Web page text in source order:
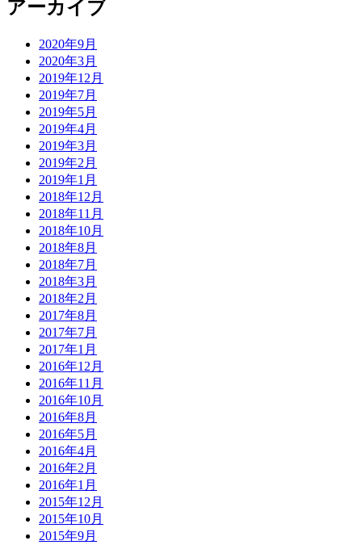
アーカイブ
2020年9月
2020年3月
2019年12月
2019年7月
2019年5月
2019年4月
2019年3月
2019年2月
2019年1月
2018年12月
2018年11月
2018年10月
2018年8月
2018年7月
2018年3月
2018年2月
2017年8月
2017年7月
2017年1月
2016年12月
2016年11月
2016年10月
2016年8月
2016年5月
2016年4月
2016年2月
2016年1月
2015年12月
2015年10月
2015年9月